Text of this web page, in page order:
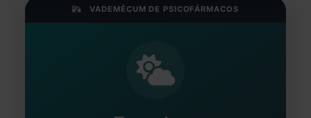
VADEMÉCUM DE PSICOFÁRMACOS